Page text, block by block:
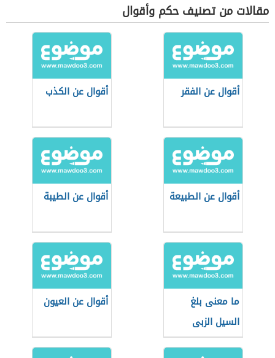
مقالات من تصنيف حكم وأقوال
أقوال عن الفقر أقوال عن الكذب
أقوال عن الطبيعة أقوال عن الطيبة
ما معنى بلغ
السيل الزبى
أقوال عن العيون